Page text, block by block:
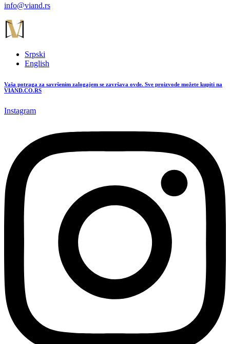
info@viand.rs
Srpski
English
Vaša potraga za savršenim zalogajem se završava ovde. Sve proizvode možete kupiti na
VIAND.CO.RS
Instagram